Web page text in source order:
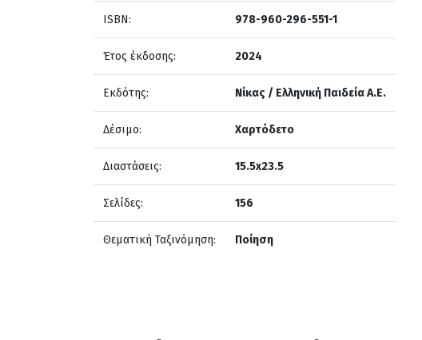
ISBN: 978-960-296-551-1
Έτος έκδοσης: 2024
Εκδότης: Νίκας / Ελληνική Παιδεία Α.Ε.
Δέσιμο: Χαρτόδετο
Διαστάσεις: 15.5x23.5
Σελίδες: 156
Θεματική Ταξινόμηση: Ποίηση